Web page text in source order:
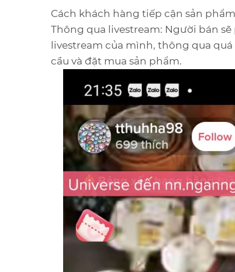
Cách khách hàng tiếp cận sản
Thông qua livestream: Người bán
livestream của mình, thông qua
cầu và đặt mua sản phẩm.